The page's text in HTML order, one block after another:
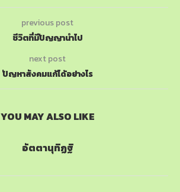
previous post
ชีวิตที่มีปัญญานำไป
next post
ปัญหาสังคมแก้ได้อย่างไร
YOU MAY ALSO LIKE
อัตตานุทิฏฐิ